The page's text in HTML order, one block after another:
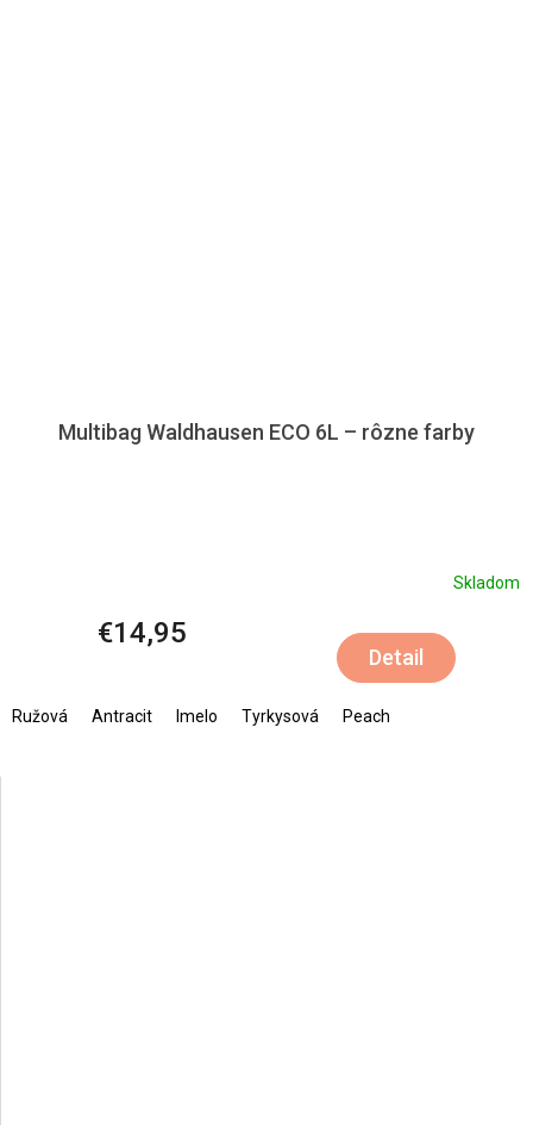
Multibag Waldhausen ECO 6L – rôzne farby
Skladom
€14,95
Detail
Ružová Antracit Imelo Tyrkysová Peach